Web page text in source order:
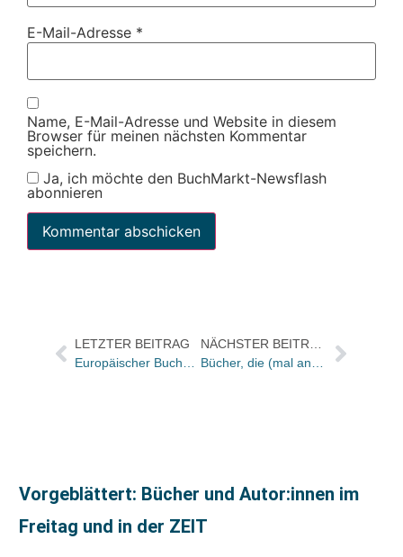
E-Mail-Adresse *
Name, E-Mail-Adresse und Website in diesem
Browser für meinen nächsten Kommentar
speichern.
Ja, ich möchte den BuchMarkt-Newsflash
abonnieren
LETZTER BEITRAG
Europäischer Buchmarkt 2011: Buchverkauf über Buch- und Großhandel auf über 80 Prozent gestiegen / Gesamtmarkt um knapp drei Prozent geschrumpft
NÄCHSTER BEITRAG
Bücher, die (mal anders) Lust auf Weihnachten machen
Vorgeblättert: Bücher und Autor:innen im
Freitag und in der ZEIT